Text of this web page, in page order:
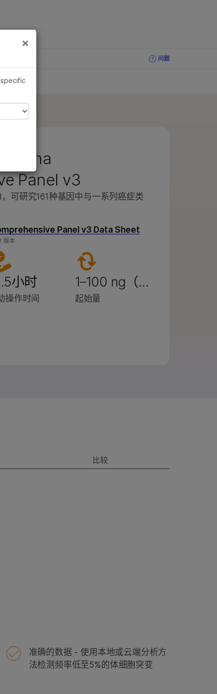
问题
问题
Panel v3
可研究161种基因中与一系列癌症类
Panel v3 Data Sheet
1 版本
小时
操作时间
1–100 ng（…
起始量
比较
准确的数据 - 使用本地或云端分析方
法检测频率低至5%的体细胞突变
×
×